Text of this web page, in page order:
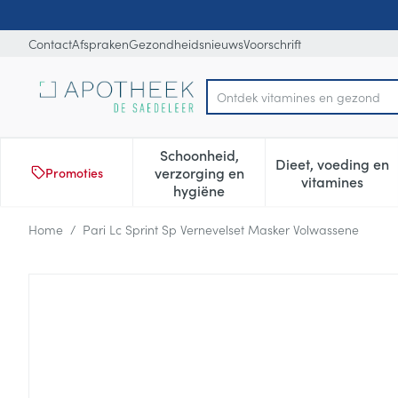
ContactAfsprakenGezondheidsnieuwsVoorschrift
Product, merk, categorie...
Ontdek vitamines en
Promoties
Schoonheid,
verzorging en
hygiëne
Toon submenu voor
Dieet, voeding en
vitamines
Toon
Home / Pari Lc Sprint Sp Vernevelset Masker Volwassene
Pari Lc Sprint Sp